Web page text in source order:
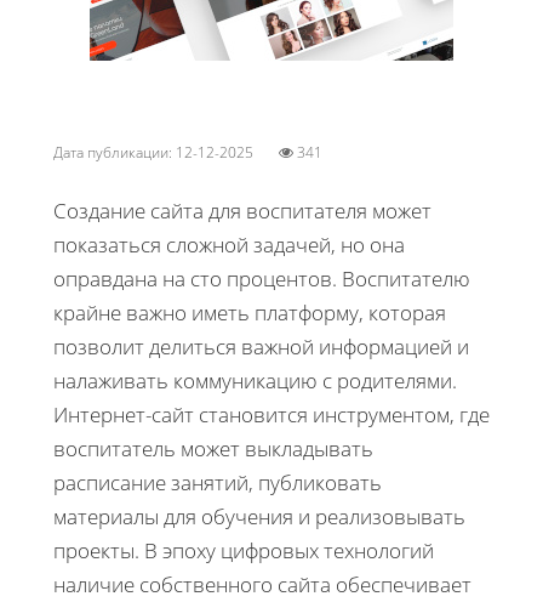
Дата публикации: 12-12-2025 341
Создание сайта для воспитателя может
показаться сложной задачей, но она
оправдана на сто процентов. Воспитателю
крайне важно иметь платформу, которая
позволит делиться важной информацией и
налаживать коммуникацию с родителями.
Интернет-сайт становится инструментом, где
воспитатель может выкладывать
расписание занятий, публиковать
материалы для обучения и реализовывать
проекты. В эпоху цифровых технологий
наличие собственного сайта обеспечивает